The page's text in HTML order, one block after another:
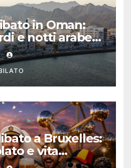
in Oman:
e notti arabe
Musandam
a Bruxelles:
e vita
un weekend